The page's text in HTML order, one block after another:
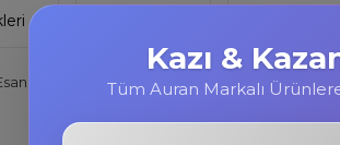
Mum, Sabun, Oda Kokusu 500 ML
Kazı &
Tüm Auran Markalı